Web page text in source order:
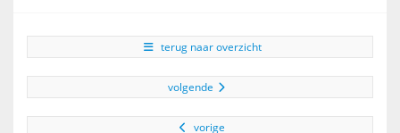
terug naar overzicht
volgende
vorige